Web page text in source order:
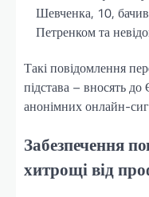
Шевченка, 10,
Петренком та
Такі повідомлення
підстава – вносять
анонімних онлайн-
Забезпечення
хитрощі від